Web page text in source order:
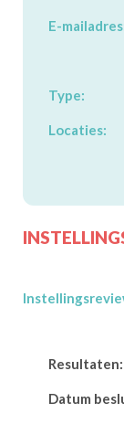
E-
Type:
Locaties:
Resultaten:
Datum